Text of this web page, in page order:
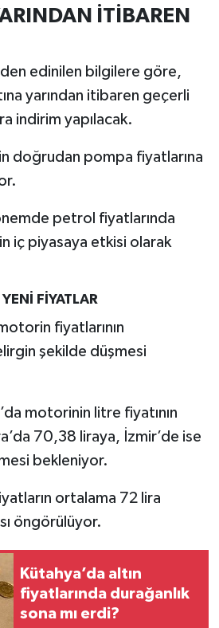
İTİBAREN
edinilen bilgilere göre,
yarından itibaren geçerli
indirim yapılacak.
doğrudan pompa fiyatlarına
petrol fiyatlarında
iç piyasaya etkisi olarak
FİYATLAR
fiyatlarının
şekilde düşmesi
motorinin litre fiyatının
70,38 liraya, İzmir’de ise
bekleniyor.
ortalama 72 lira
öngörülüyor.
Kütahya’da altın
fiyatlarında durağanlık
sona mı erdi?